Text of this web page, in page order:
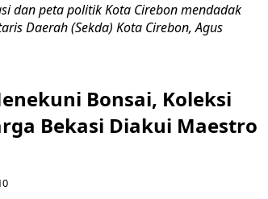
dan peta politik Kota Cirebon mendadak
Daerah (Sekda) Kota Cirebon, Agus
Bonsai, Koleksi
Bekasi Diakui Maestro